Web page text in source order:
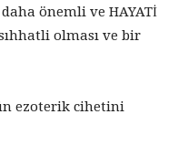
önemli ve HAYATİ
olması ve bir
ezoterik cihetini